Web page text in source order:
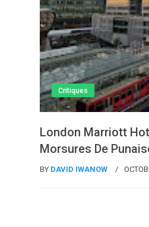
Critiques
London Marriott
Morsures De
BY DAVID IWANOW